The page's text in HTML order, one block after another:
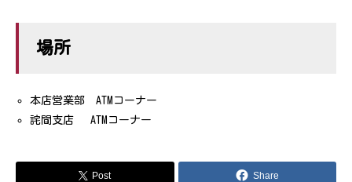
場所
本店営業部ATM コーナー
詫間支店ATM コーナー
Post Share